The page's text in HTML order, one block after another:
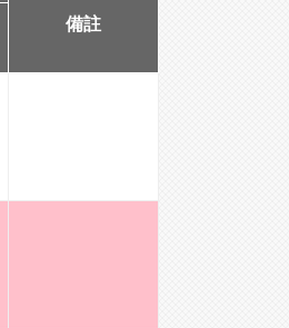
備註